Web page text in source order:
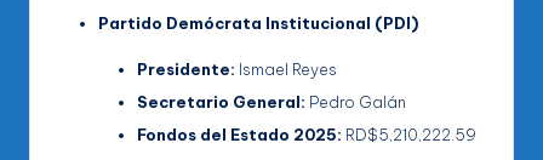
Partido Demócrata Institucional (PDI)
Presidente: Ismael Reyes
Secretario General: Pedro Galán
Fondos del Estado 2025: RD$5,210,222.59